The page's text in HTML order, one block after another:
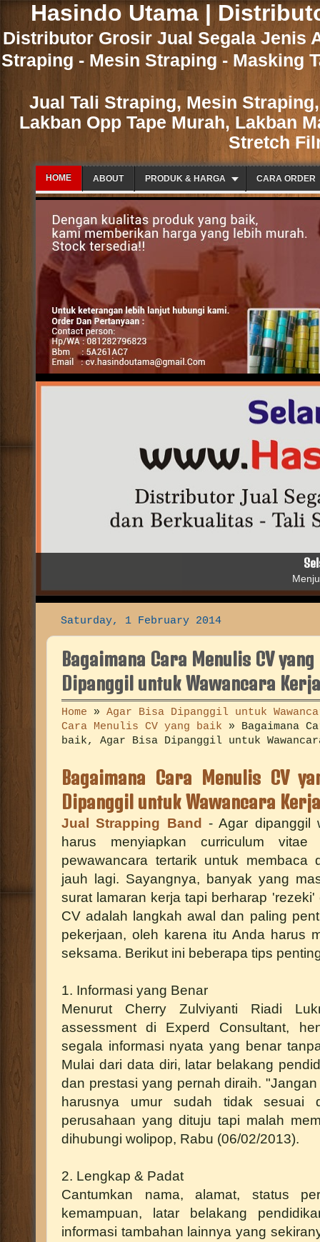
Hasindo Utama |
Distributor Grosir Jual Segala Jenis
Straping - Mesin Straping - Masking
Jual Tali Straping, Mesin
Lakban Opp Tape Murah, Lakban
Stretch
HOME ABOUT PRODUK & HARGA CARA ORDER
Distributor Grosir Jual Segala Jenis Alat Packing dengan
Fulloc - Stretch Film - Paku Tembak - Paku Refill - Screw
yang
Saturday, 1 February 2014
Bagaimana Cara Menulis CV
Dipanggil untuk Wawancara Kerja
Home » Agar Bisa Dipanggil untuk
Cara Menulis CV yang baik » Bagaimana
baik, Agar Bisa Dipanggil untuk
Bagaimana Cara Menulis CV
Dipanggil untuk Wawancara Kerja
Jual Strapping Band
- Agar dipanggil
harus menyiapkan curriculum
pewawancara tertarik untuk membaca
jauh lagi. Sayangnya, banyak yang
surat lamaran kerja tapi berharap
CV adalah langkah awal dan paling
pekerjaan, oleh karena itu Anda harus
seksama. Berikut ini beberapa tips
1. Informasi yang Benar
Menurut Cherry Zulviyanti Riadi
assessment di Experd Consultant,
segala informasi nyata yang benar
Mulai dari data diri, latar belakang
dan prestasi yang pernah diraih.
harusnya umur sudah tidak sesuai
perusahaan yang dituju tapi malah
dihubungi wolipop, Rabu (06/02/2013).
2. Lengkap & Padat
Cantumkan nama, alamat, status
kemampuan, latar belakang
informasi tambahan lainnya yang